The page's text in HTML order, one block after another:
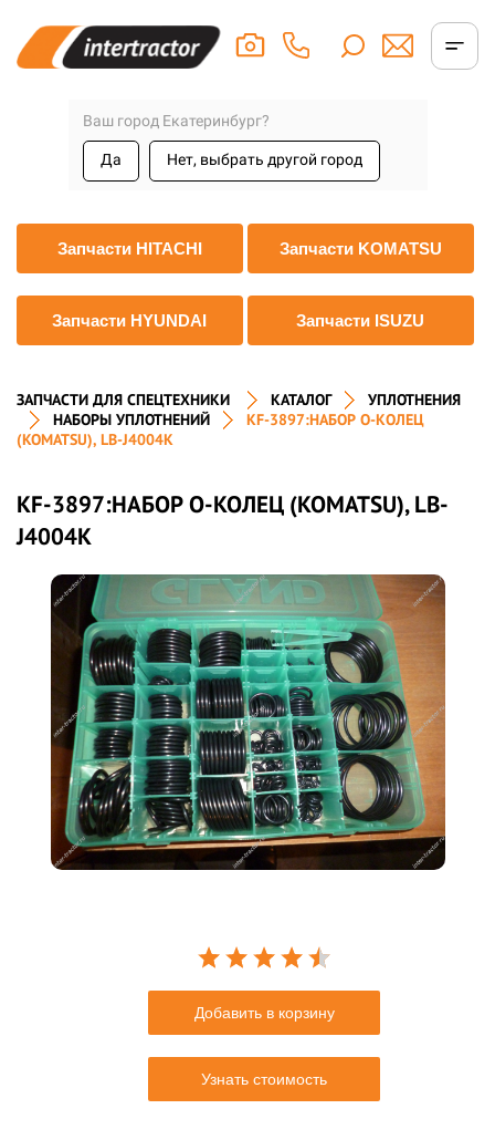
Ваш город Екатеринбург?
Да Нет, выбрать другой город
Запчасти HITACHI Запчасти KOMATSU
Запчасти HYUNDAI Запчасти ISUZU
ЗАПЧАСТИ ДЛЯ СПЕЦТЕХНИКИ КАТАЛОГ
УПЛОТНЕНИЯ
НАБОРЫ УПЛОТНЕНИЙ
KF-3897:НАБОР О-КОЛЕЦ
(KOMATSU), LB-J4004K
KF-3897:НАБОР О-КОЛЕЦ (KOMATSU), LB-
J4004K
Добавить в корзину
Узнать стоимость